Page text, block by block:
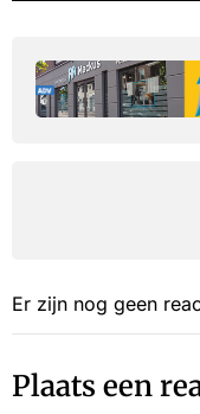
Er zijn nog geen
Plaats een